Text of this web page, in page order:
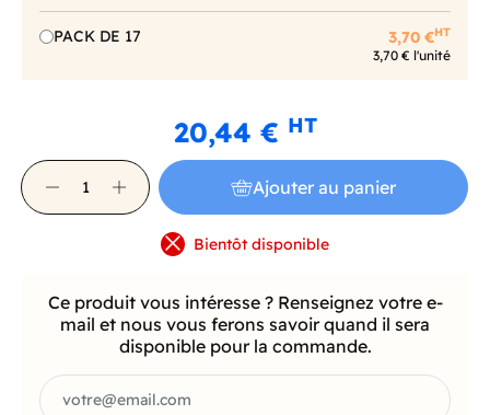
PACK DE 17 3,70 €HT
3,70 € l'unité
20,44 € HT
Ajouter au panier
Bientôt disponible
Ce produit vous intéresse ? Renseignez votre e-
mail et nous vous ferons savoir quand il sera
disponible pour la commande.